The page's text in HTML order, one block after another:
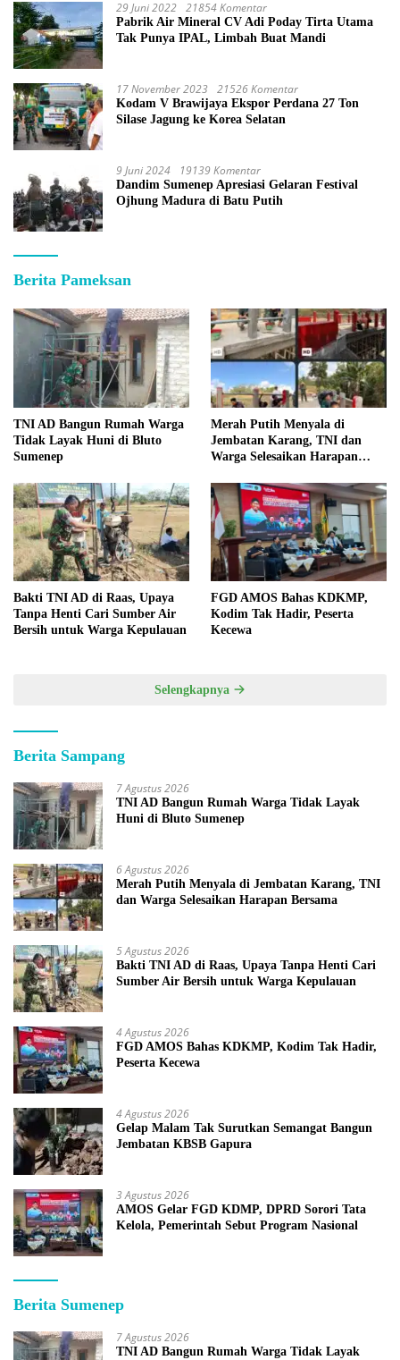
29 Juni 2022 21854 Komentar
Pabrik Air Mineral CV Adi Poday Tirta Utama
Tak Punya IPAL, Limbah Buat Mandi
17 November 2023 21526 Komentar
Kodam V Brawijaya Ekspor Perdana 27 Ton
Silase Jagung ke Korea Selatan
9 Juni 2024 19139 Komentar
Dandim Sumenep Apresiasi Gelaran Festival
Ojhung Madura di Batu Putih
Berita Pameksan
TNI AD Bangun Rumah Warga
Tidak Layak Huni di Bluto
Sumenep
Merah Putih Menyala di
Jembatan Karang, TNI dan
Warga Selesaikan Harapan
Bakti TNI AD di Raas, Upaya
Tanpa Henti Cari Sumber Air
Bersih untuk Warga Kepulauan
FGD AMOS Bahas KDKMP,
Kodim Tak Hadir, Peserta
Kecewa
Selengkapnya
Berita Sampang
7 Agustus 2026
TNI AD Bangun Rumah Warga Tidak Layak
Huni di Bluto Sumenep
6 Agustus 2026
Merah Putih Menyala di Jembatan Karang, TNI
dan Warga Selesaikan Harapan Bersama
5 Agustus 2026
Bakti TNI AD di Raas, Upaya Tanpa Henti Cari
Sumber Air Bersih untuk Warga Kepulauan
4 Agustus 2026
FGD AMOS Bahas KDKMP, Kodim Tak Hadir,
Peserta Kecewa
4 Agustus 2026
Gelap Malam Tak Surutkan Semangat Bangun
Jembatan KBSB Gapura
3 Agustus 2026
AMOS Gelar FGD KDMP, DPRD Sorori Tata
Kelola, Pemerintah Sebut Program Nasional
Berita Sumenep
7 Agustus 2026
TNI AD Bangun Rumah Warga Tidak Layak